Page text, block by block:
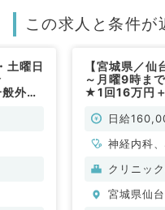
この求人と条件が
土曜日
外来
【宮城県／
～月曜9時ま
★1回16万円
科／非常勤）
日給
神経内科
形成外科
小児外科
クリニッ
宮城県仙